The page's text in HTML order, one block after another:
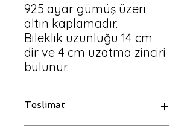
925 ayar gümüş üzeri
altın kaplamadır.
Bileklik uzunluğu 14 cm
dir ve 4 cm uzatma zinciri
bulunur.
Teslimat